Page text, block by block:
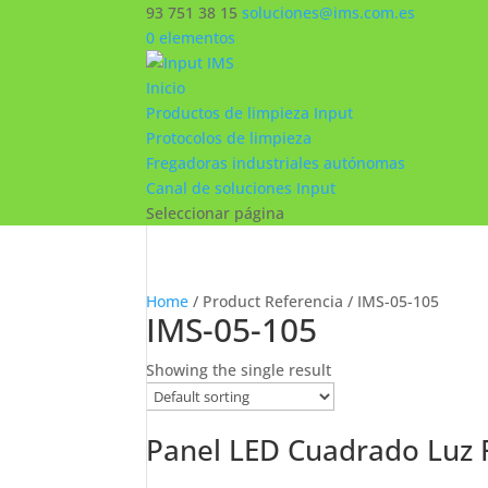
93 751 38 15 soluciones@ims.com.es
0 elementos
Inicio
Productos de limpieza Input
Protocolos de limpieza
Fregadoras industriales autónomas
Canal de soluciones Input
Seleccionar página
Home / Product Referencia / IMS-05-105
IMS-05-105
Showing the single result
Panel LED Cuadrado Luz